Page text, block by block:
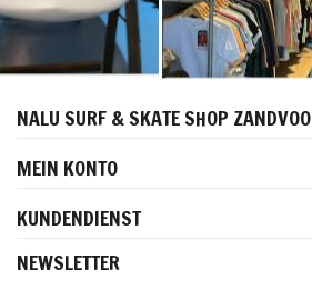
NALU SURF & SKATE SHOP
MEIN KONTO
KUNDENDIENST
NEWSLETTER